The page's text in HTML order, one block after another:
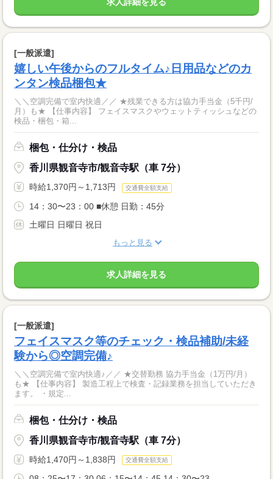
求人詳細を見る
[一般派遣]
嬉しい午後からのフルタイム♪日用品などのカ
ンタン検品梱包★
＼＼空調完備で室内快適／／ ★残業できる方は協力手当金（5千円/
月）も★ 【仕事内容】 フェイスマスクやウェットティッシュなどの
検品・梱包・箱...
梱包・仕分け・検品
香川県観音寺市/観音寺駅（車 7分）
時給1,370円～1,713円 交通費全額支給
14：30〜23：00 ■休憩 日勤：45分
土曜日 日曜日 祝日
もっと見る
求人詳細を見る
[一般派遣]
フェイスマスク等のチェック・検品補助/未経
験から◎空調完備♪
＼＼空調完備で室内快適♪／／ ★交替勤務 協力手当金（1万円/月）
も★ 【仕事内容】 製造工程上で検査・記録業務を担当していただき
ます。 ・規定...
梱包・仕分け・検品
香川県観音寺市/観音寺駅（車 7分）
時給1,470円～1,838円 交通費全額支給